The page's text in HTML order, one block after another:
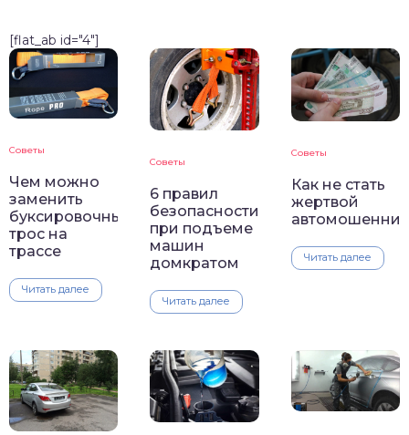
[flat_ab id="4"]
Советы
Чем можно
заменить
буксировочный
трос на
трассе
Читать далее
Советы
6 правил
безопасности
при подъеме
машин
домкратом
Читать далее
Советы
Как не стать
жертвой
Читать далее